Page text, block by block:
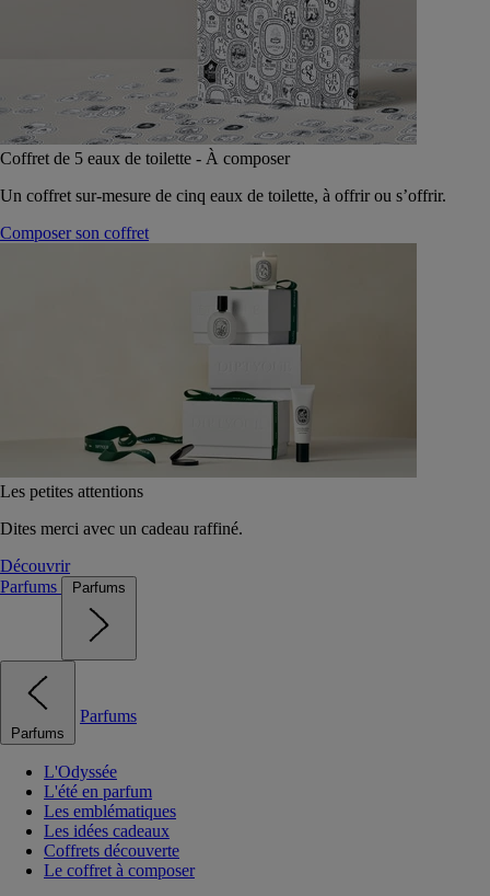
Coffret de 5 eaux de toilette - À composer
Un coffret sur-mesure de cinq eaux de toilette, à offrir ou s’offrir.
Composer son coffret
Les petites attentions
Dites merci avec un cadeau raffiné.
Découvrir
Parfums
Parfums
Parfums
Parfums
L'Odyssée
L'été en parfum
Les emblématiques
Les idées cadeaux
Coffrets découverte
Le coffret à composer